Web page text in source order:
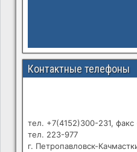
Контактные телефоны
тел. +7(4152)300-231, факс
тел. 223-977
г. Петропавловск-